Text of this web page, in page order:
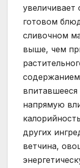
увеличивает
готовом
сливочном
выше, чем
напрямую
других
ветчина,